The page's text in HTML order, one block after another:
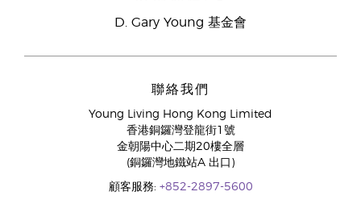
D. Gary Young 基金會
聯絡我們
Young Living Hong Kong Limited
香港銅鑼灣登龍街1號
金朝陽中心二期20樓全層
(銅鑼灣地鐵站A 出口)
顧客服務: +852-2897-5600